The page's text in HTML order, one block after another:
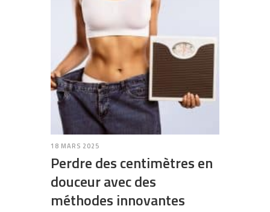
18 MARS 2025
Perdre des centimètres en
douceur avec des
méthodes innovantes